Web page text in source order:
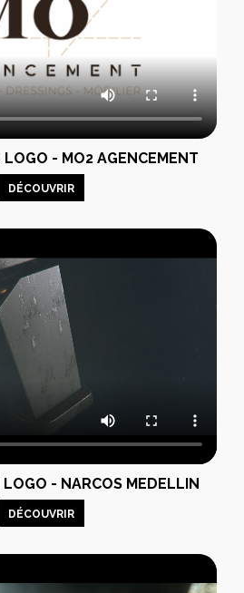
LOGO - MO2 AGENCEMENT
DÉCOUVRIR
- NARCOS MEDELLIN
DÉCOUVRIR